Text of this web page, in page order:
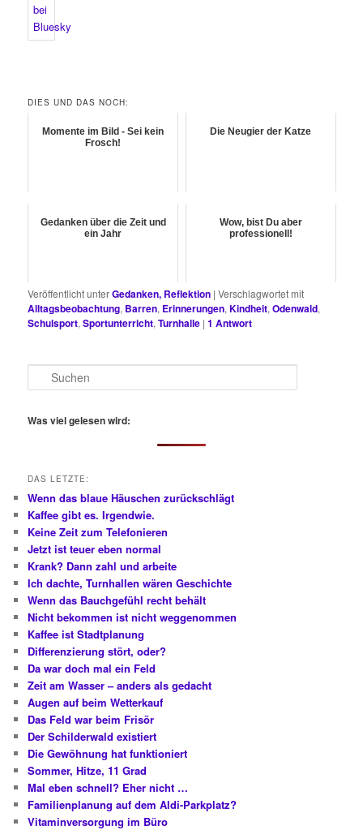
DIES UND DAS NOCH:
Momente im Bild - Sei kein
Frosch!
Die Neugier der Katze
Gedanken über die Zeit und
ein Jahr
Wow, bist Du aber
professionell!
Veröffentlicht unterGedanken, Reflektion |Verschlagwortet mit
Alltagsbeobachtung, Barren, Erinnerungen,Kindheit,Odenwald,
Schulsport,Sportunterricht,Turnhalle |1 Antwort
u
h
Was viel gelesen wird:
DAS LETZTE:
Wenn das blaue Häuschen zurückschlägt
Kaffee gibt es. Irgendwie.
Keine Zeit zum Telefonieren
Jetzt ist teuer eben normal
Krank? Dann zahl und arbeite
Ich dachte, Turnhallen wären Geschichte
Wenn das Bauchgefühl recht behält
Nicht bekommen ist nicht weggenommen
Kaffee ist Stadtplanung
Differenzierung stört, oder?
Da war doch mal ein Feld
Zeit am Wasser – anders als gedacht
Augen auf beim Wetterkauf
Das Feld war beim Frisör
Der Schilderwald existiert
Die Gewöhnung hat funktioniert
Sommer, Hitze, 11 Grad
Mal eben schnell? Eher nicht …
Familienplanung auf dem Aldi-Parkplatz?
Vitaminversorgung im Büro